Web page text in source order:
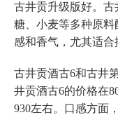
古井贡升级版好。
糖、小麦等多种原
感和香气，尤其适合
古井贡酒古6和古井
井贡酒古6的价格在
930左右。口感方面